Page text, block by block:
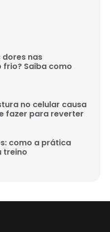
dores nas
Saiba como
no celular causa
fazer para reverter
como a prática
treino